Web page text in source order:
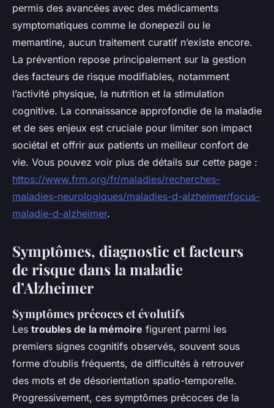
permis des avancées avec des médicaments
symptomatiques comme le donepezil ou le
memantine, aucun traitement curatif n’existe encore.
La prévention repose principalement sur la gestion
des facteurs de risque modifiables, notamment
l’activité physique, la nutrition et la stimulation
cognitive. La connaissance approfondie de la maladie
et de ses enjeux est cruciale pour limiter son impact
sociétal et offrir aux patients un meilleur confort de
vie. Vous pouvez voir plus de détails sur cette page :
https://www.frm.org/fr/maladies/recherches-
maladies-neurologiques/maladies-d-alzheimer/focus-
maladie-d-alzheimer.
Symptômes, diagnostic et facteurs
de risque dans la maladie
d’Alzheimer
Symptômes précoces et évolutifs
Les troubles de la mémoire figurent parmi les
premiers signes cognitifs observés, souvent sous
forme d’oublis fréquents, de difficultés à retrouver
des mots et de désorientation spatio-temporelle.
Progressivement, ces symptômes précoces de la